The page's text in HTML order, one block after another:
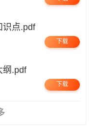
识点.pdf
下载
纲.pdf
下载